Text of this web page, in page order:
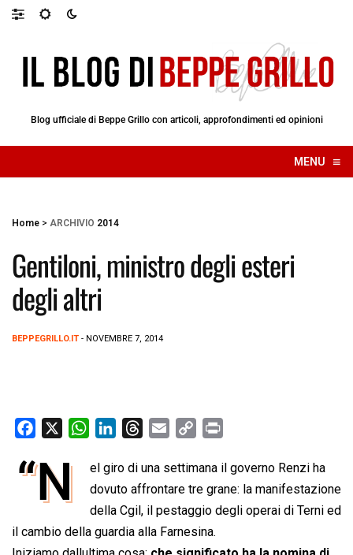
Blog ufficiale di Beppe Grillo con articoli, approfondimenti ed opinioni
MENU ≡
☰
Home > ARCHIVIO 2014
Gentiloni, ministro degli esteri
degli altri
BEPPEGRILLO.IT - NOVEMBRE 7, 2014
c
o
o
W
a
t
s
A
p
n
k
e
d
I
r
e
a
d
s
a
i
l
p
y
L
i
n
i
n
t
“N
el giro di una settimana il governo Renzi ha
dovuto affrontare tre grane: la manifestazione
della Cgil, il pestaggio degli operai di Terni ed
il cambio della guardia alla Farnesina.